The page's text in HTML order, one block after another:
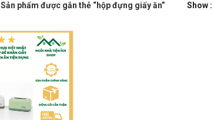
Sản phẩm được gắn thẻ “hộp đựng giấy ăn” Show